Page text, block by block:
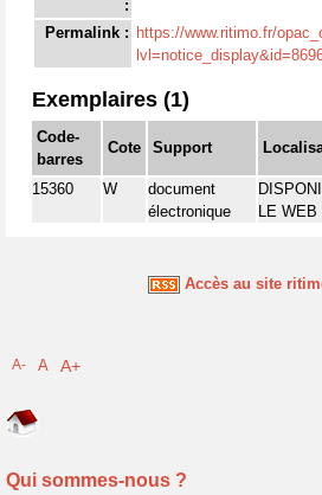
:
Permalink : https://www.ritimo.fr/
Exemplaires (1)
Code-
barres
Cote Support
15360 W
document
électronique
LE WEB
Accès au site
A- A A+
Qui sommes-nous ?